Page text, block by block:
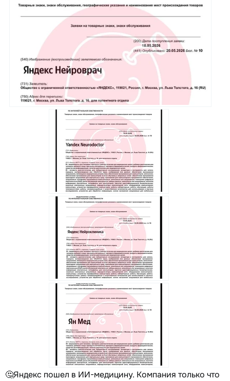
🤔Яндекс пошел в ИИ-медицину. Компания только что